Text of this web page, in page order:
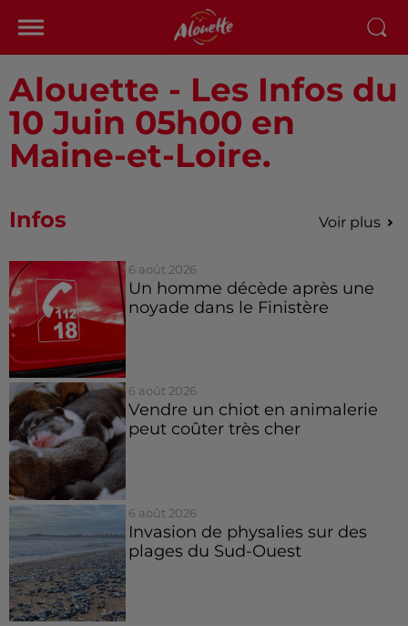
Alouette - Les Infos du
10 Juin 05h00 en
Maine-et-Loire.
Infos Voir plus
6 août 2026
Un homme décède après une
noyade dans le Finistère
6 août 2026
Vendre un chiot en animalerie
peut coûter très cher
6 août 2026
Invasion de physalies sur des
plages du Sud-Ouest